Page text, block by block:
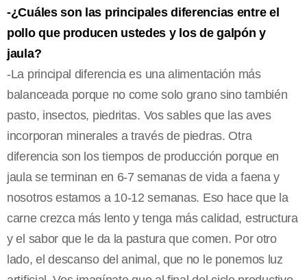
-¿Cuáles son las principales diferencias entre el
pollo que producen ustedes y los de galpón y
jaula?
-La principal diferencia es una alimentación más
balanceada porque no come solo grano sino también
pasto, insectos, piedritas. Vos sables que las aves
incorporan minerales a través de piedras. Otra
diferencia son los tiempos de producción porque en
jaula se terminan en 6-7 semanas de vida a faena y
nosotros estamos a 10-12 semanas. Eso hace que la
carne crezca más lento y tenga más calidad, estructura
y el sabor que le da la pastura que comen. Por otro
lado, el descanso del animal, que no le ponemos luz